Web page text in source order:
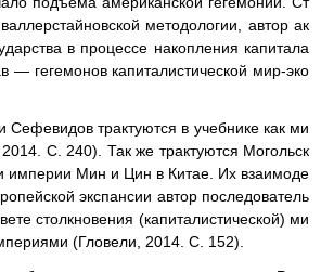
методологии, автор ак
в процессе накопления капитала
— гегемонов капиталистической мир-эко
трактуются в учебнике как ми
С. 240). Так же трактуются Могольск
империи Мин и Цин в Китае. Их взаимоде
экспансии автор последователь
столкновения (капиталистической) ми
(Гловели, 2014. С. 152).